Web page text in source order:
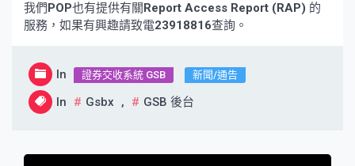
我們POP也有提供有關Report Access Report (RAP) 的
服務，如果有興趣請致電23918816查詢。
In 證券交收系統 GSB 新聞/通告
In Gsbx , GSB 後台
文